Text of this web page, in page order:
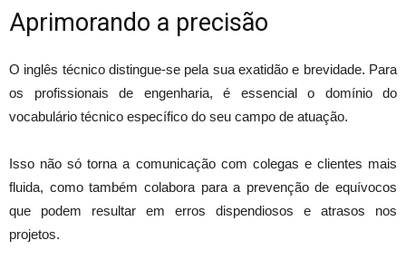
Aprimorando a precisão
O inglês técnico distingue-se pela sua exatidão e brevidade. Para
os profissionais de engenharia, é essencial o domínio do
vocabulário técnico específico do seu campo de atuação.
Isso não só torna a comunicação com colegas e clientes mais
fluida, como também colabora para a prevenção de equívocos
que podem resultar em erros dispendiosos e atrasos nos
projetos.